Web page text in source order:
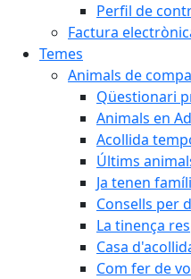
Perfil de
Factura
Temes
Animals de
Qüestionari
Animals en
Acollida
Últims
Ja tenen
Consells per
La tinença
Casa
Com fer de